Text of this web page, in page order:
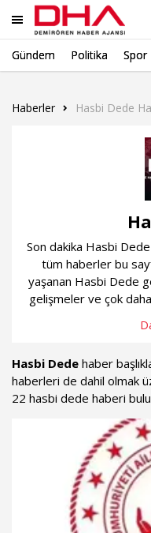
Gündem Politika Spor
Haberler Hasbi Dede
Son dakika Hasbi
tüm haberler bu
yaşanan Hasbi Dede
gelişmeler ve çok
Hasbi Dede haber
haberleri de dahil olmak
22 hasbi dede haberi